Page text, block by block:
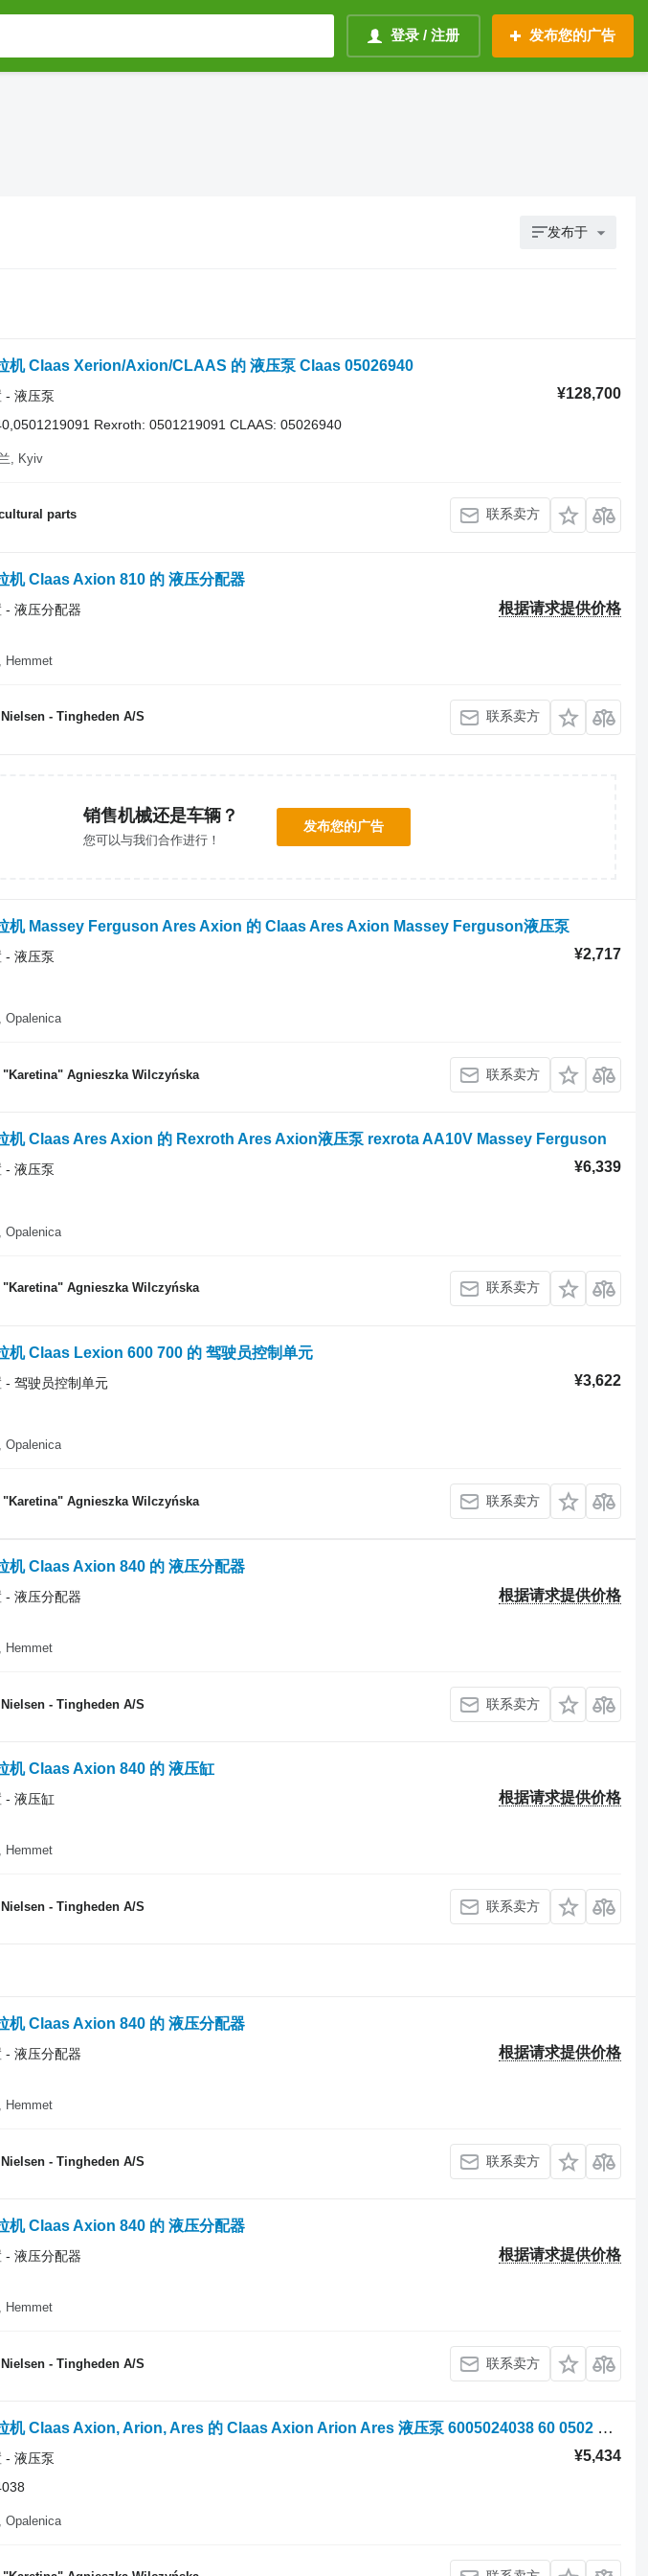
登录 / 注册 发布您的广告
发布于
机 Claas Xerion/Axion/CLAAS 的 液压泵 Claas 05026940
¥128,700
- 液压泵
Rexroth: 0501219091 CLAAS: 05026940
, Kyiv
parts 联系卖方
机 Claas Axion 810 的 液压分配器
根据请求提供价格
- 液压分配器
Hemmet
- Tingheden A/S 联系卖方
销售机械还是车辆？
您可以与我们合作进行！
发布您的广告
机 Massey Ferguson Ares Axion 的 Claas Ares Axion Massey Ferguson液压泵
¥2,717
- 液压泵
Opalenica
"Karetina" Agnieszka Wilczyńska 联系卖方
机 Claas Ares Axion 的 Rexroth Ares Axion液压泵 rexrota AA10V Massey Ferguson
¥6,339
- 液压泵
Opalenica
"Karetina" Agnieszka Wilczyńska 联系卖方
机 Claas Lexion 600 700 的 驾驶员控制单元
¥3,622
- 驾驶员控制单元
Opalenica
"Karetina" Agnieszka Wilczyńska 联系卖方
机 Claas Axion 840 的 液压分配器
根据请求提供价格
- 液压分配器
Hemmet
- Tingheden A/S 联系卖方
机 Claas Axion 840 的 液压缸
根据请求提供价格
- 液压缸
Hemmet
- Tingheden A/S 联系卖方
机 Claas Axion 840 的 液压分配器
根据请求提供价格
- 液压分配器
Hemmet
- Tingheden A/S 联系卖方
机 Claas Axion 840 的 液压分配器
根据请求提供价格
- 液压分配器
Hemmet
- Tingheden A/S 联系卖方
轮式拖拉机 Claas Axion, Arion, Ares 的 Claas Axion Arion Ares 液压泵 6005024038 60 0502 403 8
¥5,434
- 液压泵
Opalenica